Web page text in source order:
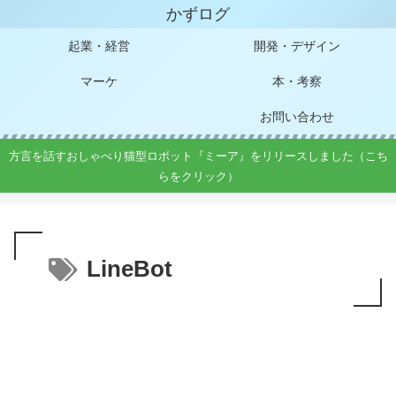
かずログ
起業・経営 開発・デザイン
マーケ 本・考察
お問い合わせ
方言を話すおしゃべり猫型ロボット『ミーア』をリリースしました（こち
らをクリック）
LineBot